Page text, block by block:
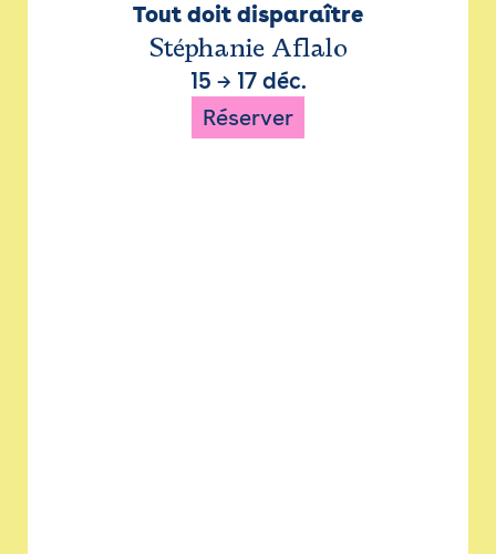
Tout doit disparaître
Stéphanie Aflalo
15 → 17 déc.
Réserver